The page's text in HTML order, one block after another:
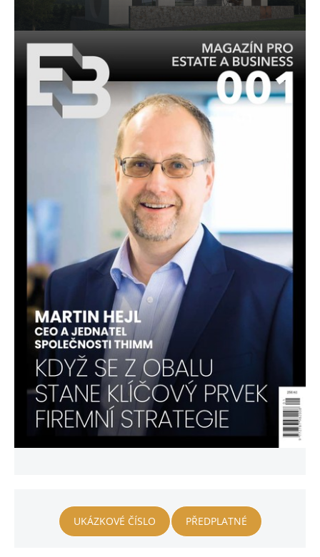
UKÁZKOVÉ ČÍSLO PŘEDPLATNÉ